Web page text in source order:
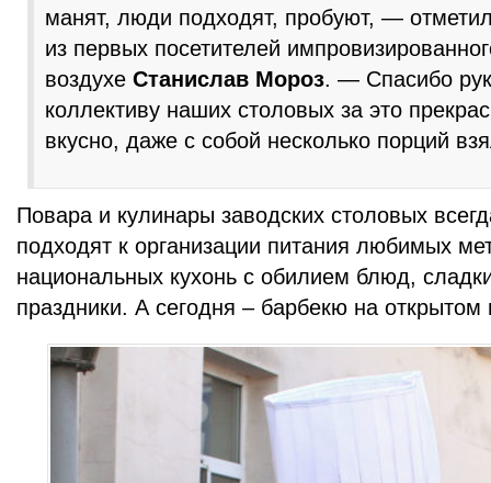
манят, люди подходят, пробуют, —
из первых посетителей
воздухе Станислав Мороз. — Спасибо
коллективу наших столовых за это
вкусно, даже с собой несколько порций
Повара и кулинары заводских столовых
подходят к организации питания любимых
национальных кухонь с обилием блюд,
праздники. А сегодня – барбекю на открытом